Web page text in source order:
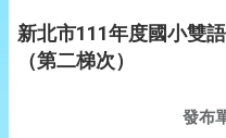
新北市111年度國小雙
（第二梯次）
發布